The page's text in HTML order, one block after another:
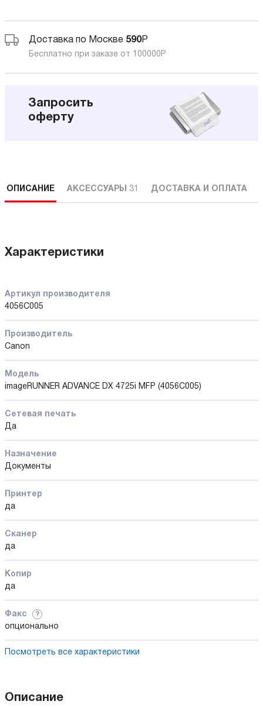
Доставка по Москве 590Р
Бесплатно при заказе от 100000 Р
Запросить
оферту
ОПИСАНИЕ АКСЕССУАРЫ 31 ДОСТАВКА И ОПЛАТА
Характеристики
Артикул производителя
4056C005
Производитель
Canon
Модель
imageRUNNER ADVANCE DX 4725i MFP (4056C005)
Сетевая печать
Да
Назначение
Документы
Принтер
да
Сканер
да
Копир
да
Факс ?
опционально
Посмотреть все характеристики
Описание